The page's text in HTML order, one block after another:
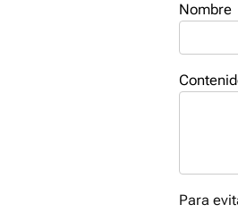
Nombre
Para